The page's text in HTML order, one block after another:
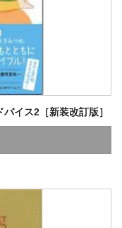
イス2［新装改訂版］